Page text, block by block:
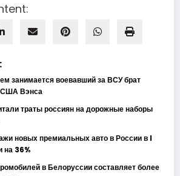
занимается воевавший за ВСУ брат
США Вэнса
траты россиян на дорожные наборы
новых премиальных авто в России в I
на 36%
в Белоруссии составляет более